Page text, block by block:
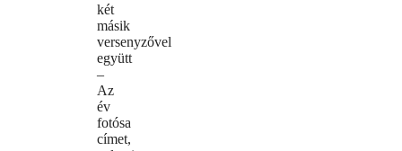
két
másik
versenyzővel
együtt
–
Az
év
fotósa
címet,